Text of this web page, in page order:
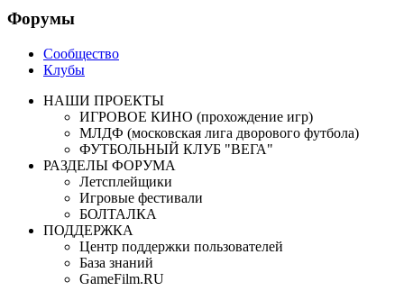
Форумы
Сообщество
Клубы
НАШИ ПРОЕКТЫ
ИГРОВОЕ КИНО (прохождение игр)
МЛДФ (московская лига дворового футбола)
ФУТБОЛЬНЫЙ КЛУБ "ВЕГА"
РАЗДЕЛЫ ФОРУМА
Летсплейщики
Игровые фестивали
БОЛТАЛКА
ПОДДЕРЖКА
Центр поддержки пользователей
База знаний
GameFilm.RU